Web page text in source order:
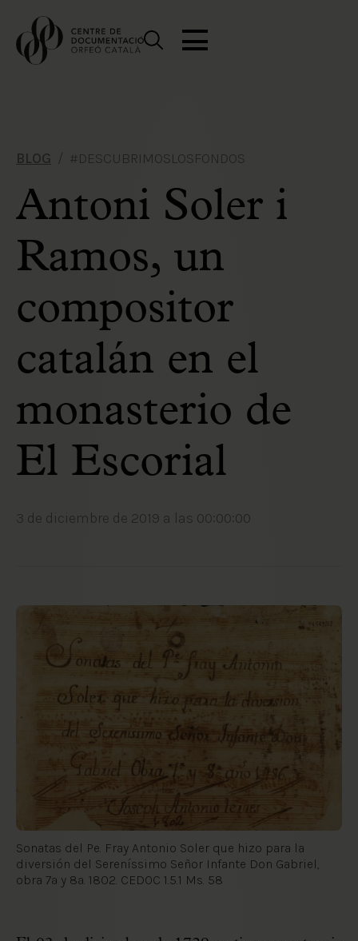
BLOG #DESCUBRIMOSLOSFONDOS
Antoni Soler i
Ramos, un
compositor
catalán en el
monasterio de
El Escorial
3 de diciembre de 2019 a las 00:00:00
Sonatas del Pe. Fray Antonio Soler que hizo para la
diversión del Sereníssimo Señor Infante Don Gabriel,
obra 7ª y 8ª. 1802. CEDOC 1.5.1 Ms. 58